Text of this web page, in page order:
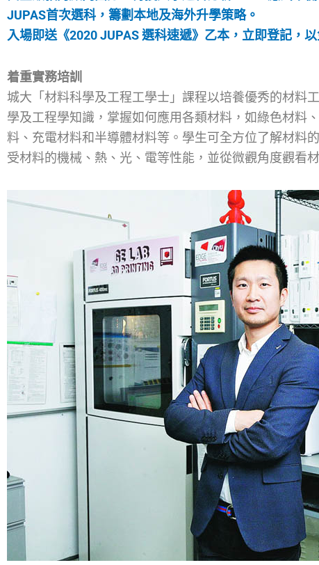
JUPAS首次選科，籌劃本地及海外升學策略。
入場即送《2020 JUPAS 選科速遞》乙本，立即登記，以
着重實務培訓
城大「材料科學及工程工學士」課程以培養優秀的材料
學及工程學知識，掌握如何應用各類材料，如綠色材料
料、充電材料和半導體材料等。學生可全方位了解材料
受材料的機械、熱、光、電等性能，並從微觀角度觀看